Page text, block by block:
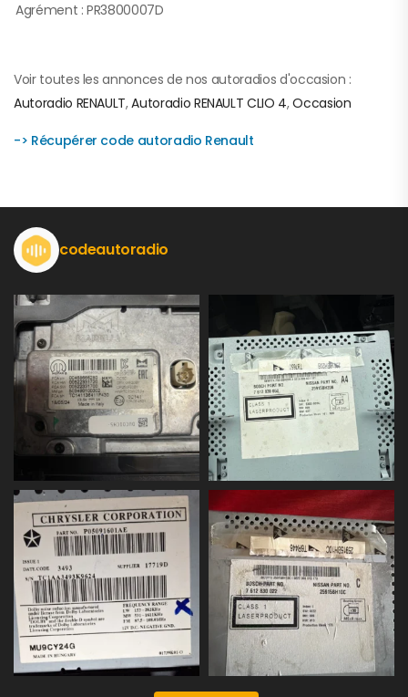
Agrément : PR3800007D
Voir toutes les annonces de nos autoradios d'occasion :
Autoradio RENAULT,Autoradio RENAULT CLIO 4,Occasion
-> Récupérer code autoradio Renault
codeautoradio